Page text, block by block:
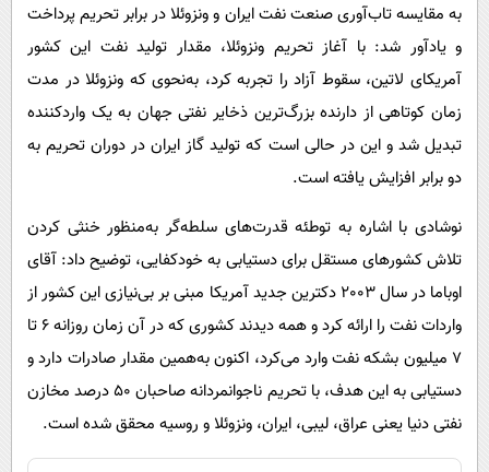
به مقایسه تاب‌آوری صنعت نفت ایران و ونزوئلا در برابر تحریم پرداخت
و یادآور شد: با آغاز تحریم ونزوئلا، مقدار تولید نفت این کشور
آمریکای لاتین، سقوط آزاد را تجربه کرد، به‌نحوی که ونزوئلا در مدت
زمان کوتاهی از دارنده بزرگ‌ترین ذخایر نفتی جهان به یک واردکننده
تبدیل شد و این در حالی است که تولید گاز ایران در دوران تحریم به
دو برابر افزایش یافته است.
نوشادی با اشاره به توطئه قدرت‌های سلطه‌گر به‌منظور خنثی‌ کردن
تلاش کشورهای مستقل برای دستیابی به خودکفایی، توضیح داد: آقای
اوباما در سال 2003 دکترین جدید آمریکا مبنی بر بی‌نیازی این کشور از
واردات نفت را ارائه کرد و همه دیدند کشوری که در آن زمان روزانه 6 تا
7 میلیون بشکه نفت وارد می‌کرد، اکنون به‌همین مقدار صادرات دارد و
دستیابی به این هدف، با تحریم ناجوانمردانه صاحبان 50 درصد مخازن
نفتی دنیا یعنی عراق، لیبی، ایران، ونزوئلا و روسیه محقق شده است.